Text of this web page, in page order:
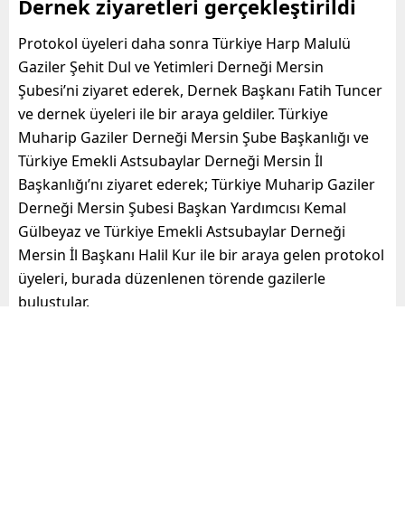
Dernek ziyaretleri gerçekleştirildi
Protokol üyeleri daha sonra Türkiye Harp Malulü
Gaziler Şehit Dul ve Yetimleri Derneği Mersin
Şubesi’ni ziyaret ederek, Dernek Başkanı Fatih Tuncer
ve dernek üyeleri ile bir araya geldiler. Türkiye
Muharip Gaziler Derneği Mersin Şube Başkanlığı ve
Türkiye Emekli Astsubaylar Derneği Mersin İl
Başkanlığı’nı ziyaret ederek; Türkiye Muharip Gaziler
Derneği Mersin Şubesi Başkan Yardımcısı Kemal
Gülbeyaz ve Türkiye Emekli Astsubaylar Derneği
Mersin İl Başkanı Halil Kur ile bir araya gelen protokol
üyeleri, burada düzenlenen törende gazilerle
buluştular.